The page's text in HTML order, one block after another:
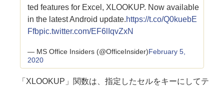
ted features for Excel, XLOOKUP. Now available
in the latest Android update.https://t.co/Q0kuebE
Ffbpic.twitter.com/EF6lIqvZxN
— MS Office Insiders (@OfficeInsider)February 5,
2020
「XLOOKUP」関数は、指定したセルをキーにしてテ